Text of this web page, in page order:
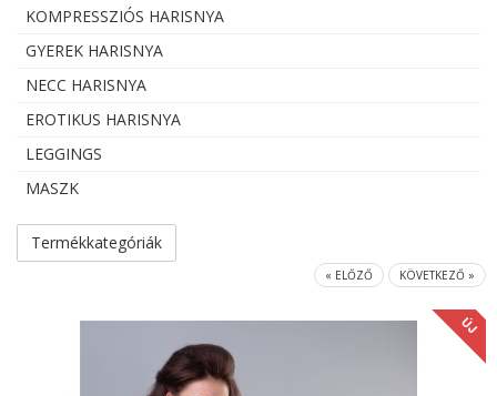
KOMPRESSZIÓS HARISNYA
GYEREK HARISNYA
NECC HARISNYA
EROTIKUS HARISNYA
LEGGINGS
MASZK
Termékkategóriák
« ELŐZŐ KÖVETKEZŐ »
ÚJ